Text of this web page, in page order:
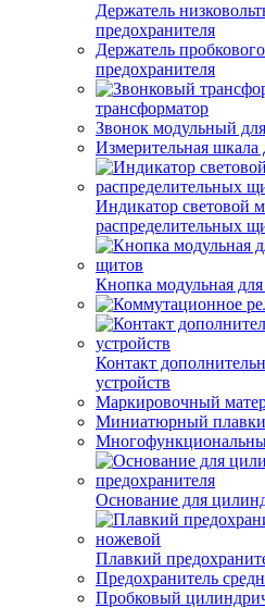
Держатель
предохранителя
Держатель
предохранителя
трансформатор
Звонок модульный
Измерительная шкала
Индикатор световой
распределительных
Кнопка модульная
Контакт
устройств
Маркировочный
Миниатюрный
Основание для
Плавкий
Предохранитель
Пробковый